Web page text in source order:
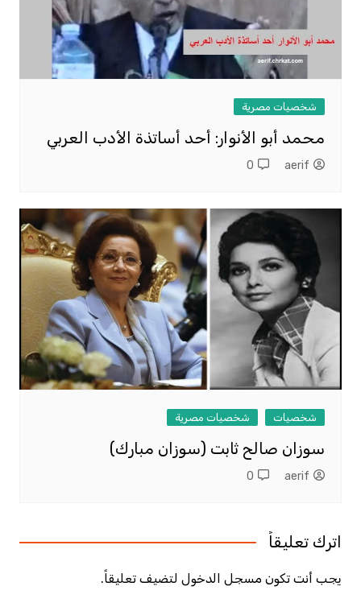
شخصيات مصرية
محمد أبو الأنوار: أحد أساتذة الأدب العربي
aerif
0
شخصيات شخصيات مصرية
سوزان صالح ثابت (سوزان مبارك)
aerif
0
اترك تعليقاً
يجب أنت تكون مسجل الدخوللتضيف تعليقاً.